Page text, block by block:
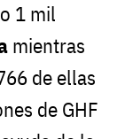
1 mil
mientras
de ellas
de GHF